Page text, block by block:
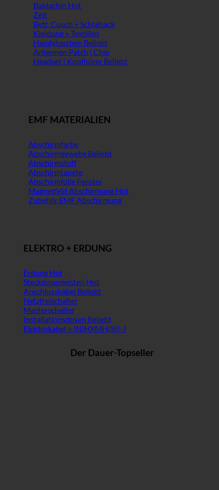
Baldachin
Zelt
Bett, Couch + Schlafsack
Kleidung + Textilien
Handytaschen
Antennen Patch | Chip
Headset | Kopfhörer
EMF MATERIALIEN
Abschirmfarbe
Abschirmgewebe
Abschirmstoff
Abschirmtapete
Abschirmfolie Fenster
Magnetfeld Abschirmung
Zubehör EMF Abschirmung
ELEKTRO + ERDUNG
Erdung
Steckdosenleisten
Anschlusskabel
Netzfreischalter
Masterschalter
Installationsdosen
Elektrokabel + (N)HXMH(St)-J
Der Dauer-Topseller